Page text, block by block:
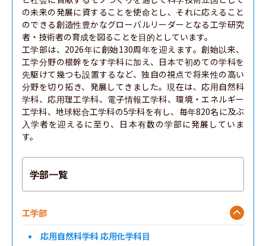
の未来の発展に資することを使命とし、それに応えること
のできる創造性豊かなグローバルリーダーとなる工学研究
者・技術者の育成を図ることを目的としています。
工学部は、2026年に創始130周年を迎えます。創始以来、
工学分野の根幹をなす学科に加え、日本で初めての学科を
先駆けて幾つも設置するなど、独自の視点で将来性の高い
分野を切り拓き、発展してきました。現在は、応用自然科
学科、応用理工学科、電子情報工学科、環境・エネルギー
工学科、地球総合工学科の5学科を有し、毎年820名に及ぶ
入学者を迎えるに至り、日本有数の学部に発展していま
す。
学部一覧
工学部
応用自然科学科 応用化学科目